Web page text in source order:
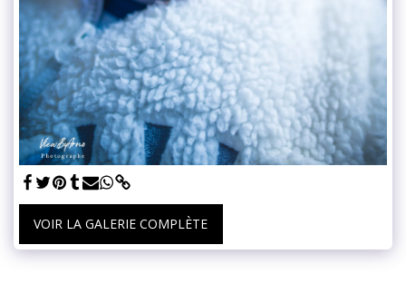
VOIR LA GALERIE COMPLÈTE